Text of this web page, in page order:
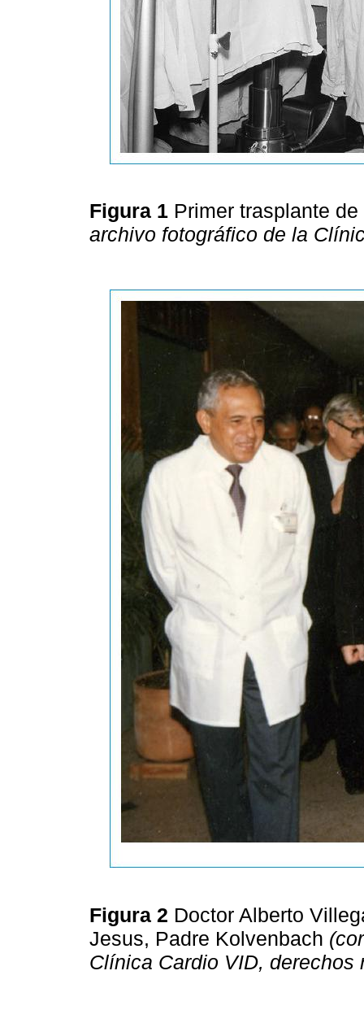
Figura 1 Primer trasplante
archivo fotográfico de la
Figura 2 Doctor Alberto
Jesus, Padre Kolvenbach
Clínica Cardio VID, derechos